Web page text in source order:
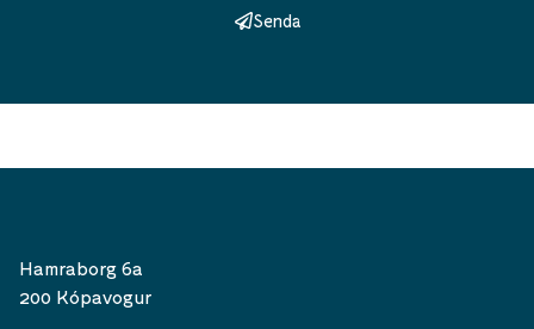
Senda
Hamraborg 6a
200 Kópavogur